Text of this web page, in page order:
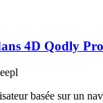
4D Qodly
basée sur un